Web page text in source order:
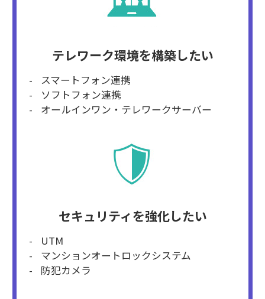
テレワーク環境を構築したい
スマートフォン連携
ソフトフォン連携
オールインワン・テレワークサーバー
セキュリティを強化したい
UTM
マンションオートロックシステム
防犯カメラ